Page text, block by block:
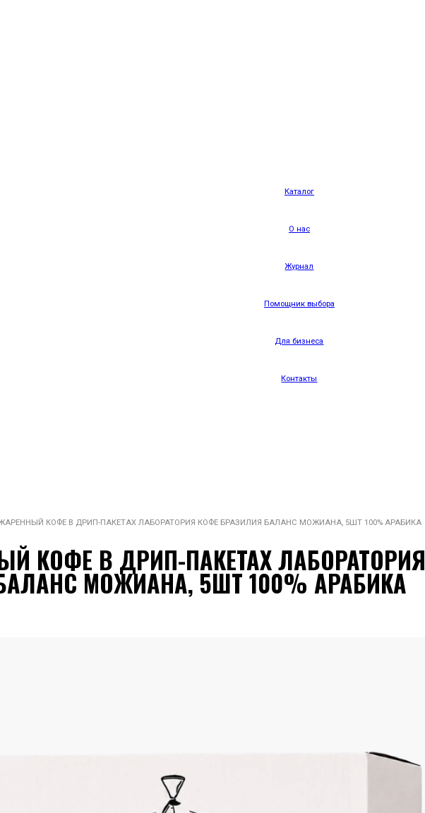
Каталог
О нас
Журнал
Помощник выбора
Для бизнеса
Контакты
КОФЕ В ДРИП-ПАКЕТАХ ЛАБОРАТОРИЯ КОФЕ БРАЗИЛИЯ БАЛАНС МОЖИАНА, 5ШТ 100% АРАБИКА
КОФЕ В ДРИП-ПАКЕТАХ ЛАБОРАТОРИЯ
МОЖИАНА, 5ШТ 100% АРАБИКА